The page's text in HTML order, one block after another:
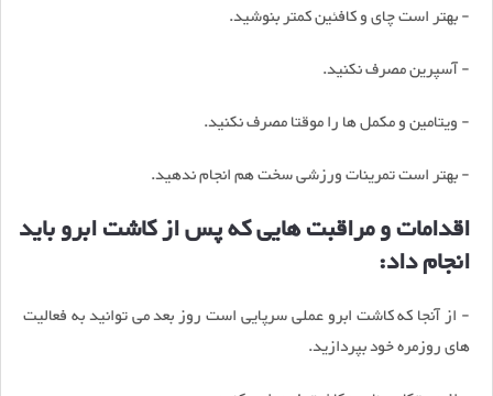
- بهتر است چای و کافئین کمتر بنوشید.
- آسپرین مصرف نکنید.
- ویتامین و مکمل ها را موقتا مصرف نکنید.
- بهتر است تمرینات ورزشی سخت هم انجام ندهید.
اقدامات و مراقبت هایی که پس از کاشت ابرو باید
انجام داد:
- از آنجا که کاشت ابرو عملی سرپایی است روز بعد می توانید به فعالیت
های روزمره خود بپردازید.